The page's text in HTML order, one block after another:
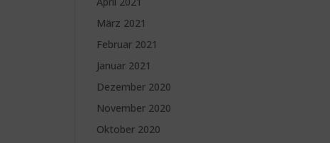
März 2021
Februar 2021
Januar 2021
Dezember 2020
November 2020
Oktober 2020